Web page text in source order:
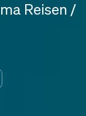
Reisen /